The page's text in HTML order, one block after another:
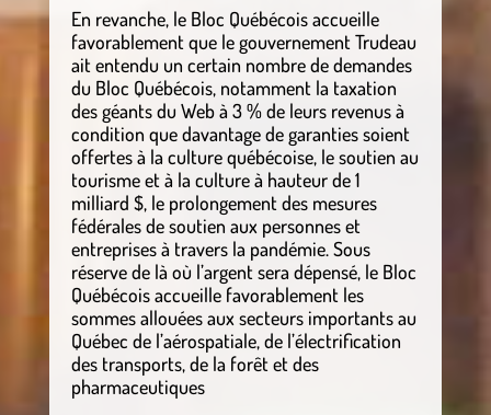
En revanche, le Bloc Québécois accueille
favorablement que le gouvernement Trudeau
ait entendu un certain nombre de demandes
du Bloc Québécois, notamment la taxation
des géants du Web à 3 % de leurs revenus à
condition que davantage de garanties soient
offertes à la culture québécoise, le soutien au
tourisme et à la culture à hauteur de 1
milliard $, le prolongement des mesures
fédérales de soutien aux personnes et
entreprises à travers la pandémie. Sous
réserve de là où l’argent sera dépensé, le Bloc
Québécois accueille favorablement les
sommes allouées aux secteurs importants au
Québec de l’aérospatiale, de l’électrification
des transports, de la forêt et des
pharmaceutiques